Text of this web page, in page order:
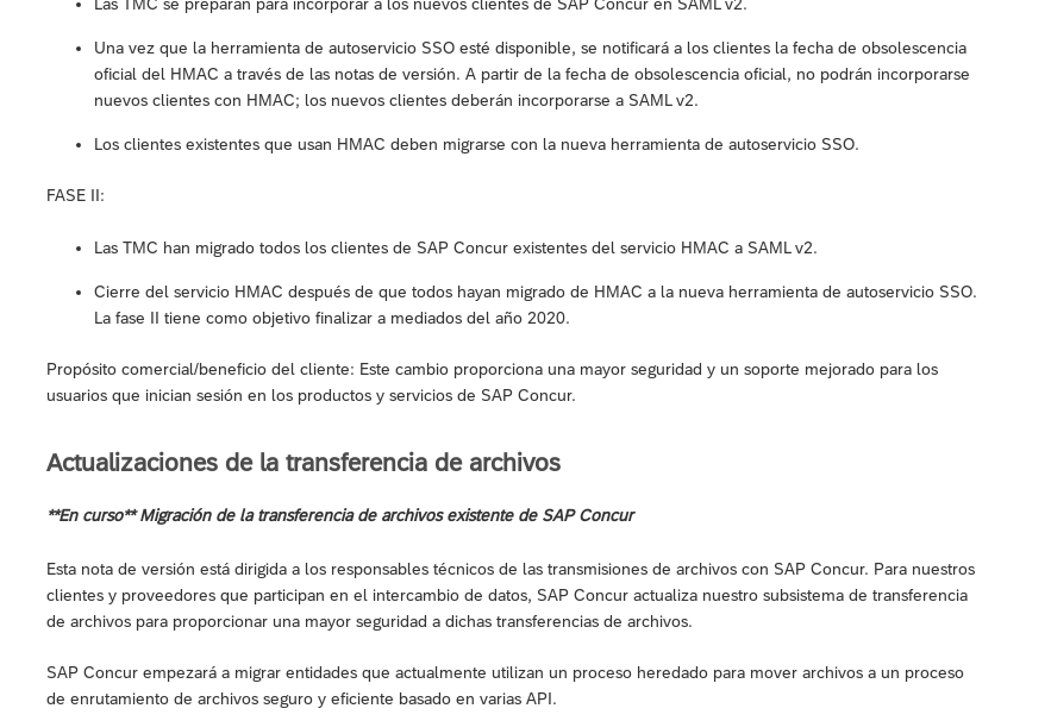
Las TMC se preparan para incorporar a los nuevos clientes de SAP Concur en SAML v2.
Una vez que la herramienta de autoservicio SSO esté disponible, se notificará a los clientes la fecha de obsolescencia
oficial del HMAC a través de las notas de versión. A partir de la fecha de obsolescencia oficial, no podrán incorporarse
nuevos clientes con HMAC; los nuevos clientes deberán incorporarse a SAML v2.
Los clientes existentes que usan HMAC deben migrarse con la nueva herramienta de autoservicio SSO.
FASE II:
Las TMC han migrado todos los clientes de SAP Concur existentes del servicio HMAC a SAML v2.
Cierre del servicio HMAC después de que todos hayan migrado de HMAC a la nueva herramienta de autoservicio SSO.
La fase II tiene como objetivo finalizar a mediados del año 2020.
Propósito comercial/beneficio del cliente: Este cambio proporciona una mayor seguridad y un soporte mejorado para los
usuarios que inician sesión en los productos y servicios de SAP Concur.
Actualizaciones de la transferencia de archivos
**En curso** Migración de la transferencia de archivos existente de SAP Concur
Esta nota de versión está dirigida a los responsables técnicos de las transmisiones de archivos con SAP Concur. Para nuestros
clientes y proveedores que participan en el intercambio de datos, SAP Concur actualiza nuestro subsistema de transferencia
de archivos para proporcionar una mayor seguridad a dichas transferencias de archivos.
SAP Concur empezará a migrar entidades que actualmente utilizan un proceso heredado para mover archivos a un proceso
de enrutamiento de archivos seguro y eficiente basado en varias API.